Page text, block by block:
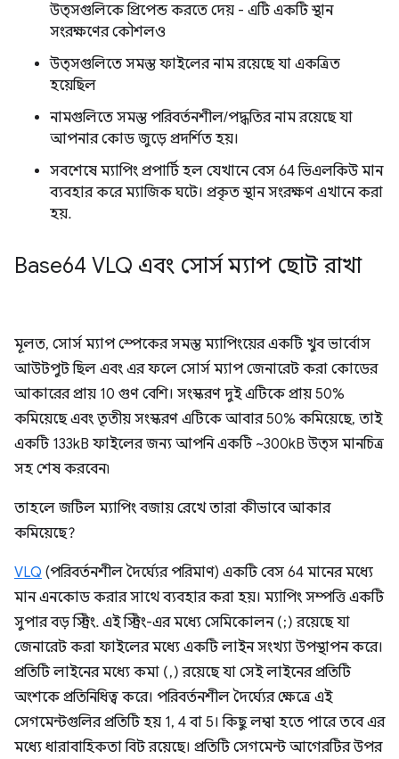
উত্সগুলিকে প্রিপেন্ড করতে দেয় - এটি একটি স্থান
সংরক্ষণের কৌশলও
উত্সগুলিতে সমস্ত ফাইলের নাম রয়েছে যা একত্রিত
হয়েছিল
নামগুলিতে সমস্ত পরিবর্তনশীল/পদ্ধতির নাম রয়েছে যা
আপনার কোড জুড়ে প্রদর্শিত হয়।
সবশেষে ম্যাপিং প্রপার্টি হল যেখানে বেস 64 ভিএলকিউ মান
ব্যবহার করে ম্যাজিক ঘটে। প্রকৃত স্থান সংরক্ষণ এখানে করা
হয়.
Base64 VLQ এবং সোর্স ম্যাপ ছোট রাখা
মূলত, সোর্স ম্যাপ স্পেকের সমস্ত ম্যাপিংয়ের একটি খুব ভার্বোস
আউটপুট ছিল এবং এর ফলে সোর্স ম্যাপ জেনারেট করা কোডের
আকারের প্রায় 10 গুণ বেশি। সংস্করণ দুই এটিকে প্রায় 50%
কমিয়েছে এবং তৃতীয় সংস্করণ এটিকে আবার 50% কমিয়েছে, তাই
একটি 133kB ফাইলের জন্য আপনি একটি ~300kB উত্স মানচিত্র
সহ শেষ করবেন৷
তাহলে জটিল ম্যাপিং বজায় রেখে তারা কীভাবে আকার
কমিয়েছে?
VLQ (পরিবর্তনশীল দৈর্ঘ্যের পরিমাণ) একটি বেস 64 মানের মধ্যে
মান এনকোড করার সাথে ব্যবহার করা হয়। ম্যাপিং সম্পত্তি একটি
সুপার বড় স্ট্রিং. এই স্ট্রিং-এর মধ্যে সেমিকোলন (;) রয়েছে যা
জেনারেট করা ফাইলের মধ্যে একটি লাইন সংখ্যা উপস্থাপন করে।
প্রতিটি লাইনের মধ্যে কমা (,) রয়েছে যা সেই লাইনের প্রতিটি
অংশকে প্রতিনিধিত্ব করে। পরিবর্তনশীল দৈর্ঘ্যের ক্ষেত্রে এই
সেগমেন্টগুলির প্রতিটি হয় 1, 4 বা 5। কিছু লম্বা হতে পারে তবে এর
মধ্যে ধারাবাহিকতা বিট রয়েছে। প্রতিটি সেগমেন্ট আগেরটির উপর